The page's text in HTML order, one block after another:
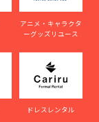
アニメ・キャラクタ
ーグッズリユース
ドレスレンタル